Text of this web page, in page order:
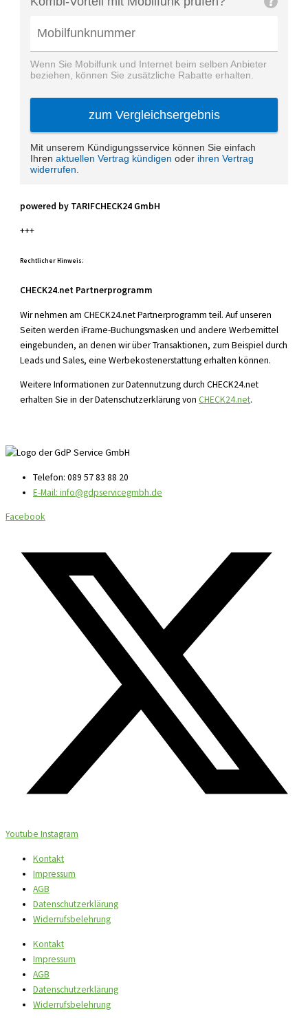
powered by TARIFCHECK24 GmbH
+++
Rechtlicher Hinweis:
CHECK24.net Partnerprogramm
Wir nehmen am CHECK24.net Partnerprogramm teil. Auf unseren
Seiten werden iFrame-Buchungsmasken und andere Werbemittel
eingebunden, an denen wir über Transaktionen, zum Beispiel durch
Leads und Sales, eine Werbekostenerstattung erhalten können.
Weitere Informationen zur Datennutzung durch CHECK24.net
erhalten Sie in der Datenschutzerklärung vonCHECK24.net.
Telefon: 089 57 83 88 20
E-Mail: info@gdpservicegmbh.de
Facebook
Youtube Instagram
Kontakt
Impressum
AGB
Datenschutzerklärung
Widerrufsbelehrung
Kontakt
Impressum
AGB
Datenschutzerklärung
Widerrufsbelehrung